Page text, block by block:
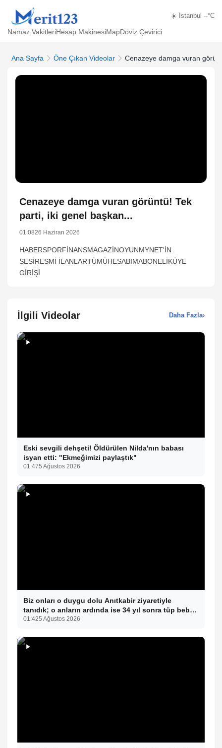
☀️ İstanbul --°C
Namaz VakitleriHesap MakinesiMapDöviz Çevirici
Ana Sayfa Öne Çıkan Videolar Cenazeye damga vuran
Cenazeye damga vuran görüntü! Tek
parti, iki genel başkan...
01:0826 Haziran 2026
HABERSPORFİNANSMAGAZİNOYUNMYNET'İN
SESİRESMİ İLANLARTÜMÜHESABIMABONELİKÜYE
GİRİŞİ
İlgili Videolar Daha Fazla›
Eski sevgili dehşeti! Öldürülen Nilda'nın babası
isyan etti: "Ekmeğimizi paylaştık"
01:475 Ağustos 2026
Biz onları o duygu dolu Anıtkabir ziyaretiyle
tanıdık; o anların ardında ise 34 yıl sonra tüp bebek
tedavisiyle gelen çifte mucize yatıyor.
01:425 Ağustos 2026